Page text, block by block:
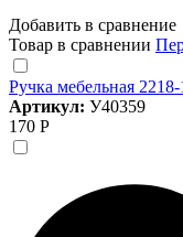
Добавить в сравнение
Товар в сравнении
Ручка мебельная
Артикул: У40359
170 Р